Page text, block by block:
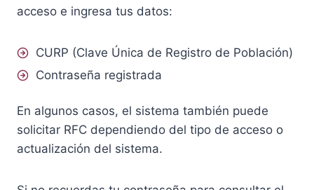
acceso e ingresa tus datos:
CURP (Clave Única de Registro de Población)
Contraseña registrada
En algunos casos, el sistema también puede
solicitar RFC dependiendo del tipo de acceso o
actualización del sistema.